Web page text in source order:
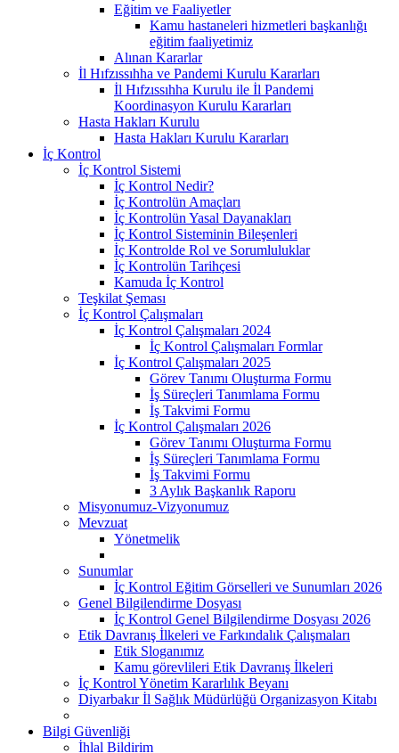
Eğitim ve Faaliyetler
Kamu hastaneleri hizmetleri başkanlığı
eğitim faaliyetimiz
Alınan Kararlar
İl Hıfzıssıhha ve Pandemi Kurulu Kararları
İl Hıfzıssıhha Kurulu ile İl Pandemi
Koordinasyon Kurulu Kararları
Hasta Hakları Kurulu
Hasta Hakları Kurulu Kararları
İç Kontrol
İç Kontrol Sistemi
İç Kontrol Nedir?
İç Kontrolün Amaçları
İç Kontrolün Yasal Dayanakları
İç Kontrol Sisteminin Bileşenleri
İç Kontrolde Rol ve Sorumluluklar
İç Kontrolün Tarihçesi
Kamuda İç Kontrol
Teşkilat Şeması
İç Kontrol Çalışmaları
İç Kontrol Çalışmaları 2024
İç Kontrol Çalışmaları Formlar
İç Kontrol Çalışmaları 2025
Görev Tanımı Oluşturma Formu
İş Süreçleri Tanımlama Formu
İş Takvimi Formu
İç Kontrol Çalışmaları 2026
Görev Tanımı Oluşturma Formu
İş Süreçleri Tanımlama Formu
İş Takvimi Formu
3 Aylık Başkanlık Raporu
Misyonumuz-Vizyonumuz
Mevzuat
Yönetmelik
Sunumlar
İç Kontrol Eğitim Görselleri ve Sunumları 2026
Genel Bilgilendirme Dosyası
İç Kontrol Genel Bilgilendirme Dosyası 2026
Etik Davranış İlkeleri ve Farkındalık Çalışmaları
Etik Sloganımız
Kamu görevlileri Etik Davranış İlkeleri
İç Kontrol Yönetim Kararlılık Beyanı
Diyarbakır İl Sağlık Müdürlüğü Organizasyon Kitabı
Bilgi Güvenliği
İhlal Bildirim